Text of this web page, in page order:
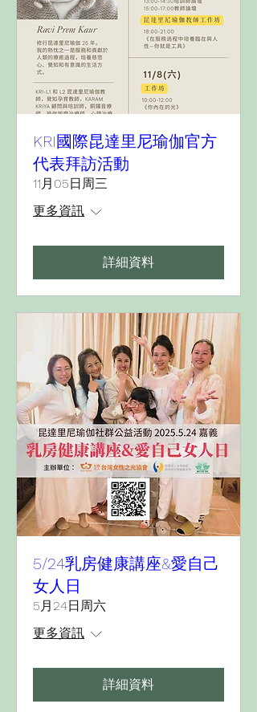
KRI國際昆達里尼瑜伽官方
代表拜訪活動
11月05日周三
更多資訊
詳細資料
5/24乳房健康講座&愛自己
女人日
5月24日周六
更多資訊
詳細資料